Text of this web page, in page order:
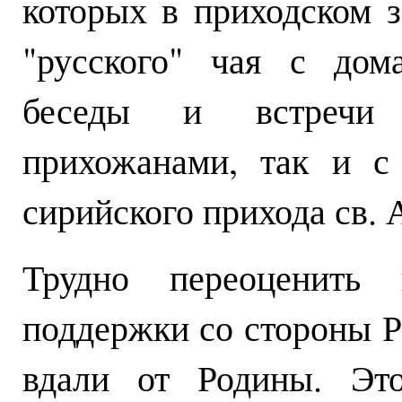
"русского" чая с
беседы и
прихожанами, так и с
сирийского прихода
Трудно
поддержки со стороны
вдали от Родины.